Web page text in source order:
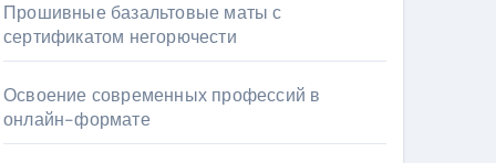
Прошивные базальтовые маты с
сертификатом негорючести
Освоение современных профессий в
онлайн-формате